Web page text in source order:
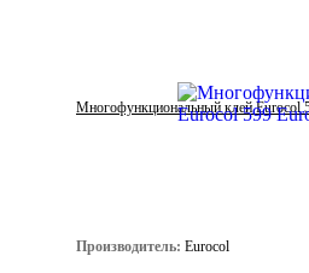
Многофункциональный клей Eurocol
Производитель: Eurocol